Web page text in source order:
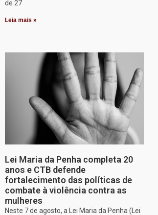
de 27
Leia mais »
Lei Maria da Penha completa 20
anos e CTB defende
fortalecimento das políticas de
combate à violência contra as
mulheres
Neste 7 de agosto, a Lei Maria da Penha (Lei